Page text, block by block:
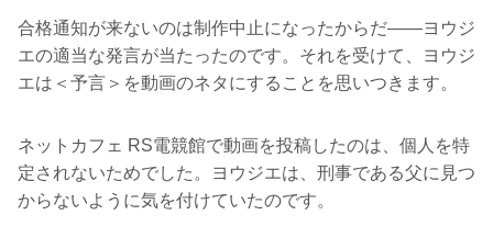
合格通知が来ないのは制作中止になったからだ――ヨウジ
エの適当な発言が当たったのです。それを受けて、ヨウジ
エは＜予言＞を動画のネタにすることを思いつきます。
ネットカフェ RS電競館で動画を投稿したのは、個人を特
定されないためでした。ヨウジエは、刑事である父に見つ
からないように気を付けていたのです。